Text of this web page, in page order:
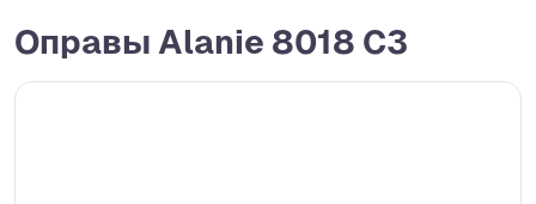
Оправы Alanie 8018 С3